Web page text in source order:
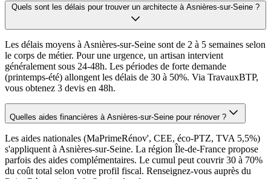
Quels sont les délais pour trouver un architecte à Asnières-sur-Seine ?
Les délais moyens à Asnières-sur-Seine sont de 2 à 5 semaines selon
le corps de métier. Pour une urgence, un artisan intervient
généralement sous 24-48h. Les périodes de forte demande
(printemps-été) allongent les délais de 30 à 50%. Via TravauxBTP,
vous obtenez 3 devis en 48h.
Quelles aides financières à Asnières-sur-Seine pour rénover ?
Les aides nationales (MaPrimeRénov', CEE, éco-PTZ, TVA 5,5%)
s'appliquent à Asnières-sur-Seine. La région Île-de-France propose
parfois des aides complémentaires. Le cumul peut couvrir 30 à 70%
du coût total selon votre profil fiscal. Renseignez-vous auprès du